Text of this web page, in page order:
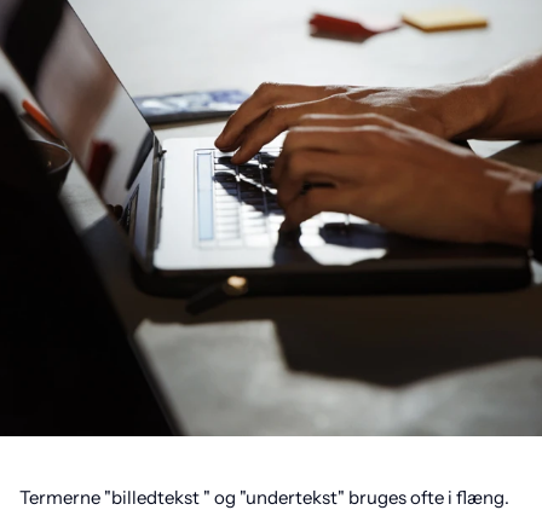
Termerne "billedtekst " og "undertekst" bruges ofte i flæng.